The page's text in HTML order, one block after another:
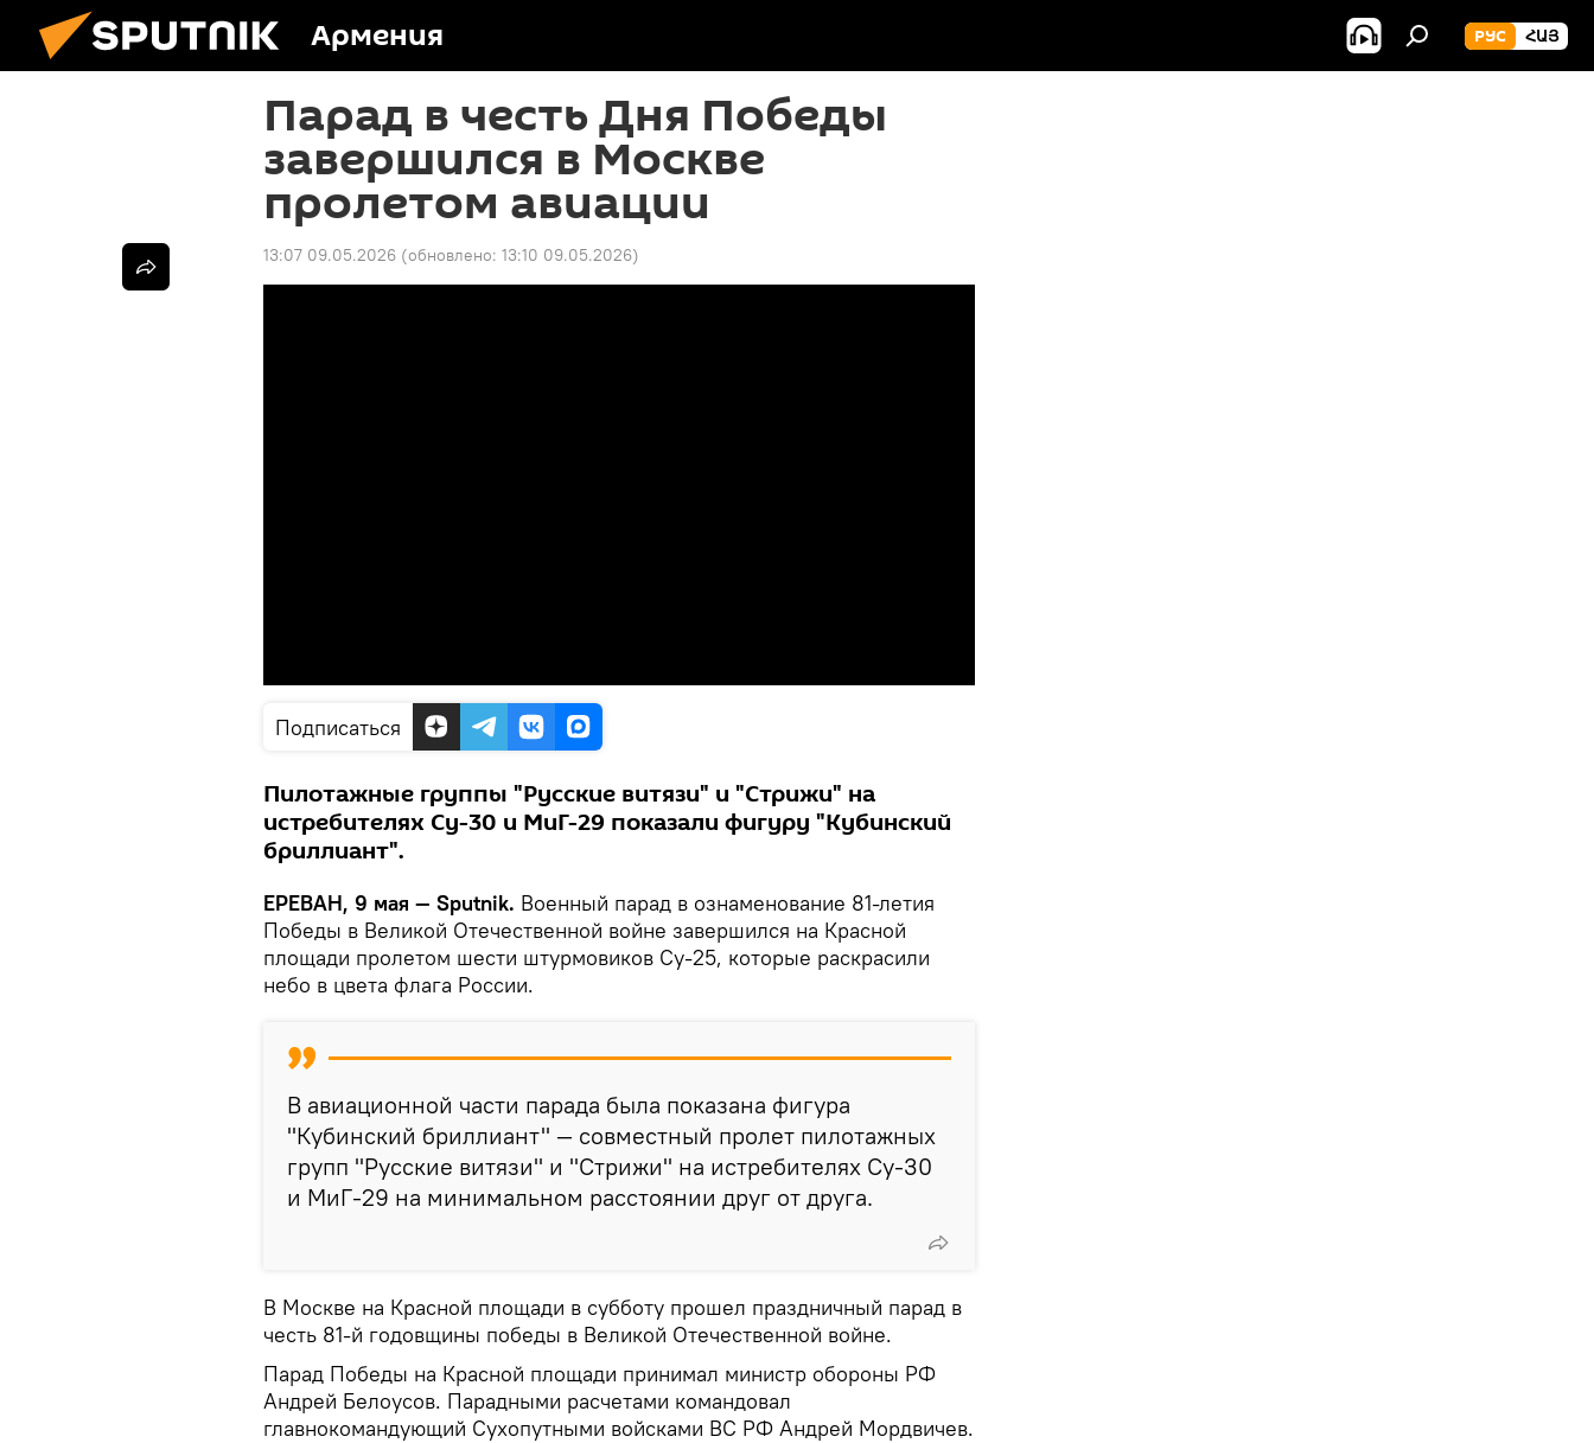
Армения РУС ՀԱՅ
Парад в честь Дня Победы
завершился в Москве
пролетом авиации
13:07 09.05.2026 (обновлено: 13:10 09.05.2026)
Подписаться
Пилотажные группы "Русские витязи" и "Стрижи" на
истребителях Су-30 и МиГ-29 показали фигуру "Кубинский
бриллиант".
ЕРЕВАН, 9 мая — Sputnik. Военный парад в ознаменование 81-летия
Победы в Великой Отечественной войне завершился на Красной
площади пролетом шести штурмовиков Су-25, которые раскрасили
небо в цвета флага России.
В авиационной части парада была показана фигура
"Кубинский бриллиант" — совместный пролет пилотажных
групп "Русские витязи" и "Стрижи" на истребителях Су-30
и МиГ-29 на минимальном расстоянии друг от друга.
В Москве на Красной площади в субботу прошел праздничный парад в
честь 81-й годовщины победы в Великой Отечественной войне.
Парад Победы на Красной площади принимал министр обороны РФ
Андрей Белоусов. Парадными расчетами командовал
главнокомандующий Сухопутными войсками ВС РФ Андрей Мордвичев.